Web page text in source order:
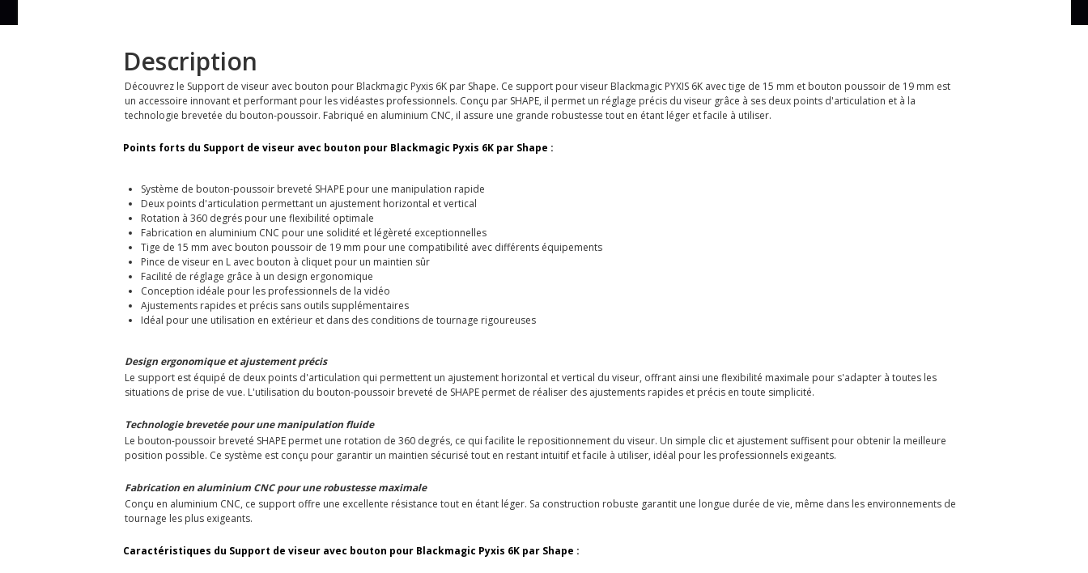
Description
Découvrez le Support de viseur avec bouton pour Blackmagic Pyxis 6K par Shape. Ce support pour viseur Blackmagic PYXIS 6K avec tige de 15 mm et bouton poussoir de 19 mm est
un accessoire innovant et performant pour les vidéastes professionnels. Conçu par SHAPE, il permet un réglage précis du viseur grâce à ses deux points d'articulation et à la
technologie brevetée du bouton-poussoir. Fabriqué en aluminium CNC, il assure une grande robustesse tout en étant léger et facile à utiliser.
Points forts du Support de viseur avec bouton pour Blackmagic Pyxis 6K par Shape :
Système de bouton-poussoir breveté SHAPE pour une manipulation rapide
Deux points d'articulation permettant un ajustement horizontal et vertical
Rotation à 360 degrés pour une flexibilité optimale
Fabrication en aluminium CNC pour une solidité et légèreté exceptionnelles
Tige de 15 mm avec bouton poussoir de 19 mm pour une compatibilité avec différents équipements
Pince de viseur en L avec bouton à cliquet pour un maintien sûr
Facilité de réglage grâce à un design ergonomique
Conception idéale pour les professionnels de la vidéo
Ajustements rapides et précis sans outils supplémentaires
Idéal pour une utilisation en extérieur et dans des conditions de tournage rigoureuses
Design ergonomique et ajustement précis
Le support est équipé de deux points d'articulation qui permettent un ajustement horizontal et vertical du viseur, offrant ainsi une flexibilité maximale pour s'adapter à toutes les
situations de prise de vue. L'utilisation du bouton-poussoir breveté de SHAPE permet de réaliser des ajustements rapides et précis en toute simplicité.
Technologie brevetée pour une manipulation fluide
Le bouton-poussoir breveté SHAPE permet une rotation de 360 degrés, ce qui facilite le repositionnement du viseur. Un simple clic et ajustement suffisent pour obtenir la meilleure
position possible. Ce système est conçu pour garantir un maintien sécurisé tout en restant intuitif et facile à utiliser, idéal pour les professionnels exigeants.
Fabrication en aluminium CNC pour une robustesse maximale
Conçu en aluminium CNC, ce support offre une excellente résistance tout en étant léger. Sa construction robuste garantit une longue durée de vie, même dans les environnements de
tournage les plus exigeants.
Caractéristiques du Support de viseur avec bouton pour Blackmagic Pyxis 6K par Shape :